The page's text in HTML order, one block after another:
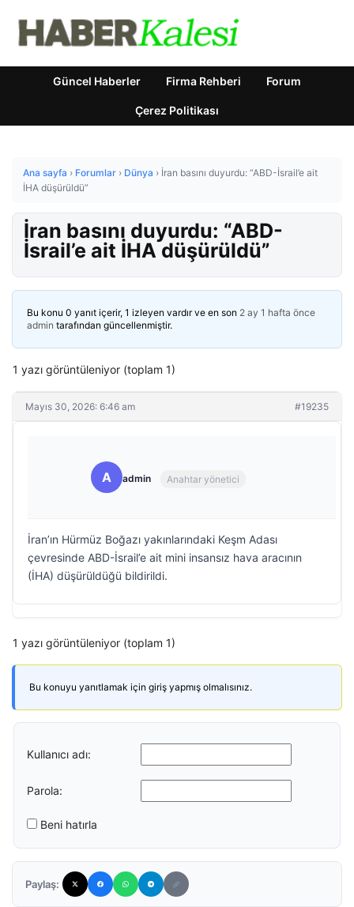
Güncel Haberler Firma Rehberi Forum
Çerez Politikası
Ana sayfa › Forumlar › Dünya › İran basını duyurdu: “ABD-İsrail’e ait
İHA düşürüldü”
İran basını duyurdu: “ABD-
İsrail’e ait İHA düşürüldü”
Bu konu 0 yanıt içerir, 1 izleyen vardır ve en son 2 ay 1 hafta önce
admin tarafından güncellenmiştir.
1 yazı görüntüleniyor (toplam 1)
Mayıs 30, 2026: 6:46 am #19235
A admin Anahtar yönetici
İran’ın Hürmüz Boğazı yakınlarındaki Keşm Adası
çevresinde ABD-İsrail’e ait mini insansız hava aracının
(İHA) düşürüldüğü bildirildi.
1 yazı görüntüleniyor (toplam 1)
Bu konuyu yanıtlamak için giriş yapmış olmalısınız.
Kullanıcı adı:
Parola:
Beni hatırla
Paylaş: